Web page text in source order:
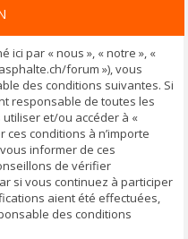
ici par « nous », « notre », «
forum »), vous
des conditions suivantes. Si
responsable de toutes les
et/ou accéder à «
conditions à n’importe
informer de ces
de vérifier
si vous continuez à participer
aient été effectuées,
des conditions